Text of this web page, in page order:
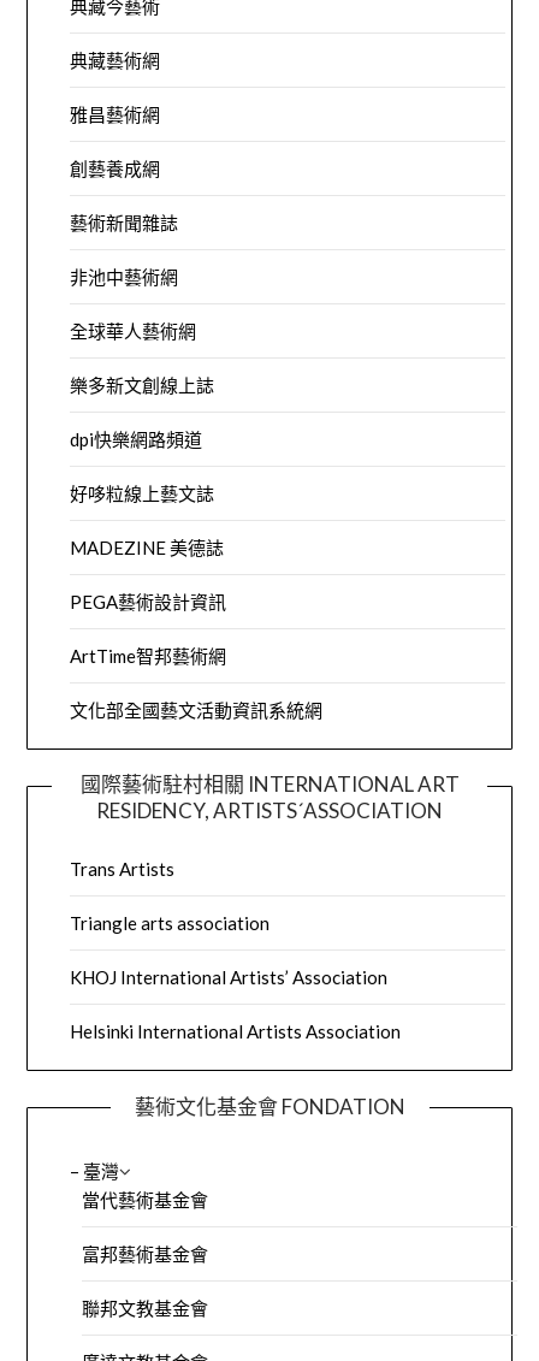
典藏今藝術
典藏藝術網
雅昌藝術網
創藝養成網
藝術新聞雜誌
非池中藝術網
全球華人藝術網
樂多新文創線上誌
dpi快樂網路頻道
好哆粒線上藝文誌
MADEZINE 美德誌
PEGA藝術設計資訊
ArtTime智邦藝術網
文化部全國藝文活動資訊系統網
國際藝術駐村相關 INTERNATIONAL ART
RESIDENCY, ARTISTS´ASSOCIATION
Trans Artists
Triangle arts association
KHOJ International Artists’ Association
Helsinki International Artists Association
藝術文化基金會 FONDATION
– 臺灣
當代藝術基金會
富邦藝術基金會
聯邦文教基金會